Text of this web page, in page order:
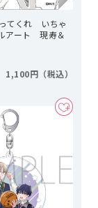
てくれ いちゃ
アート 現寿＆
1,100円